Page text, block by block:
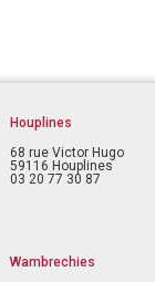
Houplines
68 rue Victor Hugo
59116 Houplines
03 20 77 30 87
Wambrechies